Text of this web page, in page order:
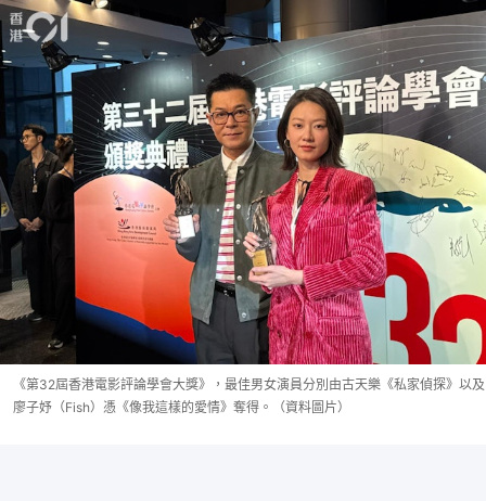
《第32屆香港電影評論學會大獎》，最佳男女演員分別由古天樂《私家偵探》以及
廖子妤（Fish）憑《像我這樣的愛情》奪得。（資料圖片）